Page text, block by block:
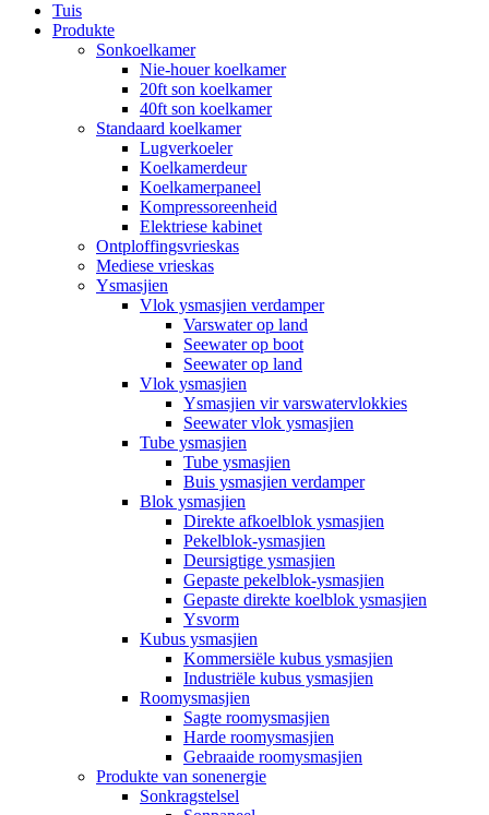
Tuis
Produkte
Sonkoelkamer
Nie-houer koelkamer
20ft son koelkamer
40ft son koelkamer
Standaard koelkamer
Lugverkoeler
Koelkamerdeur
Koelkamerpaneel
Kompressoreenheid
Elektriese kabinet
Ontploffingsvrieskas
Mediese vrieskas
Ysmasjien
Vlok ysmasjien verdamper
Varswater op land
Seewater op boot
Seewater op land
Vlok ysmasjien
Ysmasjien vir varswatervlokkies
Seewater vlok ysmasjien
Tube ysmasjien
Tube ysmasjien
Buis ysmasjien verdamper
Blok ysmasjien
Direkte afkoelblok ysmasjien
Pekelblok-ysmasjien
Deursigtige ysmasjien
Gepaste pekelblok-ysmasjien
Gepaste direkte koelblok ysmasjien
Ysvorm
Kubus ysmasjien
Kommersiële kubus ysmasjien
Industriële kubus ysmasjien
Roomysmasjien
Sagte roomysmasjien
Harde roomysmasjien
Gebraaide roomysmasjien
Produkte van sonenergie
Sonkragstelsel